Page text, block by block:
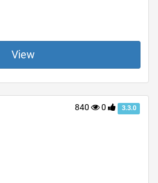
View
840 0 3.3.0